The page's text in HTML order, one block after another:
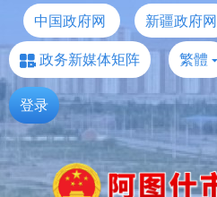
中国政府网 新疆政府网
政务新媒体矩阵
繁體
登录